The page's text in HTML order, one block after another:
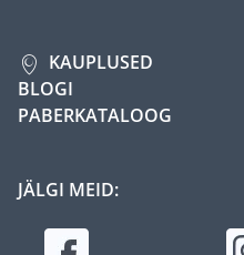
KAUPLUSED
BLOGI
PABERKATALOOG
JÄLGI MEID: